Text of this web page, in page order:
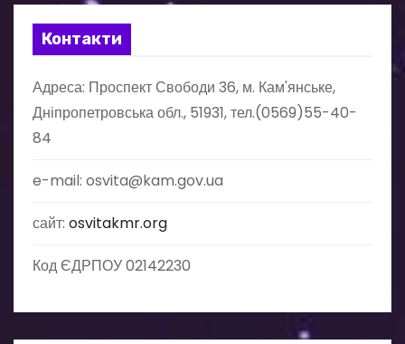
Контакти
Адреса: Проспект Свободи 36, м. Кам'янське,
Дніпропетровська обл., 51931, тел.(0569)55-40-
84
e-mail: osvita@kam.gov.ua
сайт: osvitakmr.org
Код ЄДРПОУ 02142230